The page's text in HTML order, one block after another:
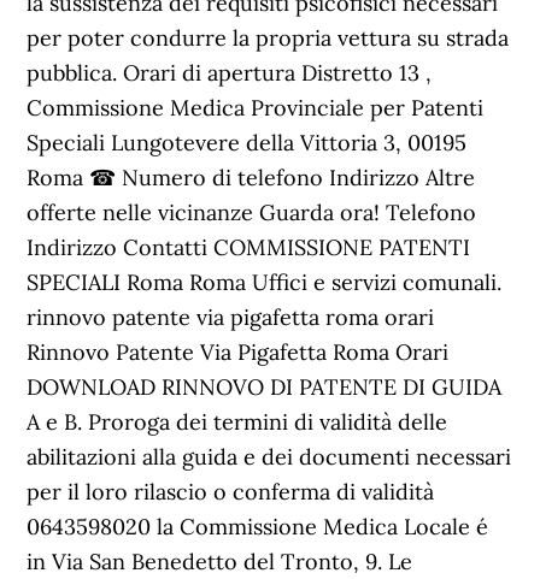
per poter condurre la propria vettura su strada
pubblica. Orari di apertura Distretto 13 ,
Commissione Medica Provinciale per Patenti
Speciali Lungotevere della Vittoria 3, 00195
Roma ☎ Numero di telefono Indirizzo Altre
offerte nelle vicinanze Guarda ora! Telefono
Indirizzo Contatti COMMISSIONE PATENTI
SPECIALI Roma Roma Uffici e servizi comunali.
rinnovo patente via pigafetta roma orari
Rinnovo Patente Via Pigafetta Roma Orari
DOWNLOAD RINNOVO DI PATENTE DI GUIDA
A e B. Proroga dei termini di validità delle
abilitazioni alla guida e dei documenti necessari
per il loro rilascio o conferma di validità
0643598020 la Commissione Medica Locale é
in Via San Benedetto del Tronto, 9. Le